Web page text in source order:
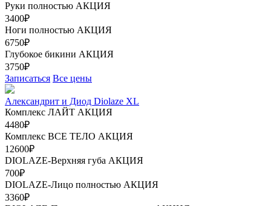
Руки полностью АКЦИЯ
3400₽
Ноги полностью АКЦИЯ
6750₽
Глубокое бикини АКЦИЯ
3750₽
Записаться Все цены
Александрит и Диод Diolaze XL
Комплекс ЛАЙТ АКЦИЯ
4480₽
Комплекс ВСЕ ТЕЛО АКЦИЯ
12600₽
DIOLAZE-Верхняя губа АКЦИЯ
700₽
DIOLAZE-Лицо полностью АКЦИЯ
3360₽